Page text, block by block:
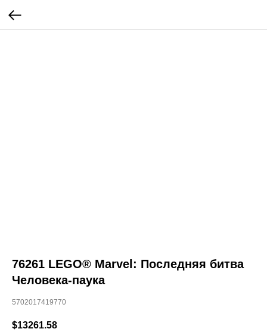
76261 LEGO® Marvel: Последняя битва
Человека-паука
5702017419770
$13261.58